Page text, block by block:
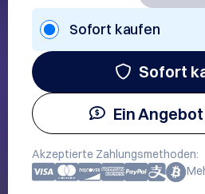
Sofort kaufen
Sofort
Ein
Akzeptierte Zahlungsmethoden: